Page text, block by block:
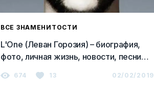
ВСЕ ЗНАМЕНИТОСТИ
L'One (Леван Горозия) – биография,
фото, личная жизнь, новости, песни
674 13 02/02/2019